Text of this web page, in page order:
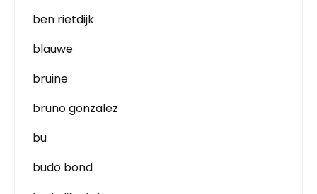
ben rietdijk
blauwe
bruine
bruno gonzalez
bu
budo bond